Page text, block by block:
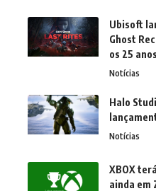
Ubisoft
Ghost
os 25
Notícias
Halo
Notícias
XBOX
ainda em